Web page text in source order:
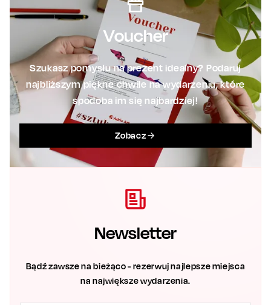
Voucher
Szukasz pomysłu na prezent idealny? Podaruj
najbliższym piękne chwile na wydarzeniu, które
spodoba im się najbardziej!
Zobacz
Newsletter
Bądź zawsze na bieżąco - rezerwuj najlepsze miejsca
na największe wydarzenia.